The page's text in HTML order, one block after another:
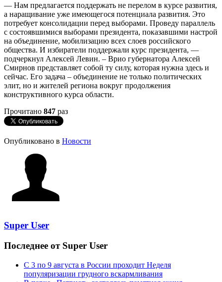
— Нам предлагается поддержать не перелом в курсе развития,
а наращивание уже имеющегося потенциала развития. Это
потребует консолидации перед выборами. Проведу параллель
с состоявшимися выборами президента, показавшими настрой
на объединение, мобилизацию всех слоев российского
общества. И избиратели поддержали курс президента, —
подчеркнул Алексей Левин. – Врио губернатора Алексей
Смирнов представляет собой ту силу, которая нужна здесь и
сейчас. Его задача – объединение не только политических
элит, но и жителей региона вокруг продолжения
конструктивного курса области.
Прочитано 847 раз
Опубликовано в Новости
Super User
Последнее от Super User
С 3 по 9 августа в России проходит Неделя
популяризации грудного вскармливания